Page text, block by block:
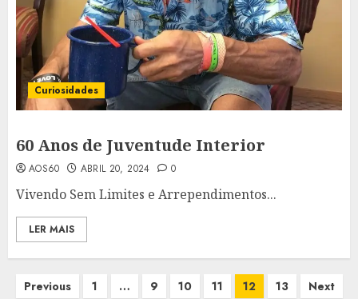
Curiosidades
60 Anos de Juventude Interior
AOS60 ABRIL 20, 2024 0
Vivendo Sem Limites e Arrependimentos...
LER MAIS
Paginação
Previous 1 … 9 10 11 12 13 Next